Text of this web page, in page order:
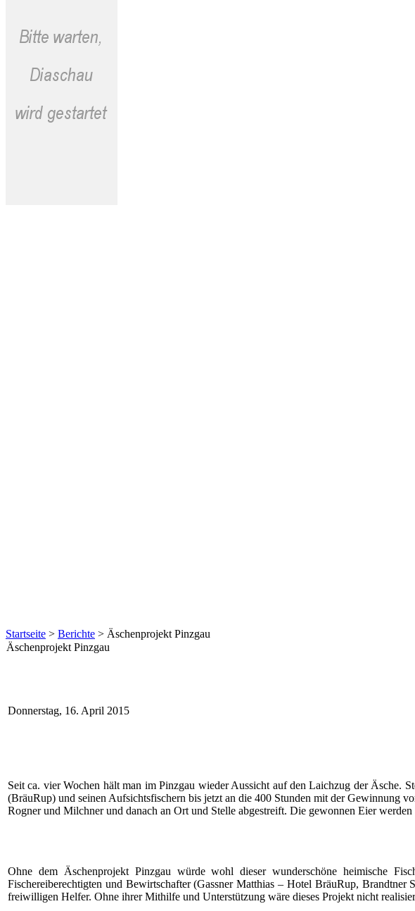
Startseite > Berichte > Äschenprojekt Pinzgau
Äschenprojekt Pinzgau
Donnerstag, 16. April 2015
Seit ca. vier Wochen hält man im Pinzgau wieder Aussicht auf den Laichzug der Äsche.
(BräuRup) und seinen Aufsichtsfischern bis jetzt an die 400 Stunden mit der Gewinnung
Rogner und Milchner und danach an Ort und Stelle abgestreift. Die gewonnen Eier
Ohne dem Äschenprojekt Pinzgau würde wohl dieser wunderschöne heimische
Fischereiberechtigten und Bewirtschafter (Gassner Matthias – Hotel BräuRup,
freiwilligen Helfer. Ohne ihrer Mithilfe und Unterstützung wäre dieses Projekt nicht